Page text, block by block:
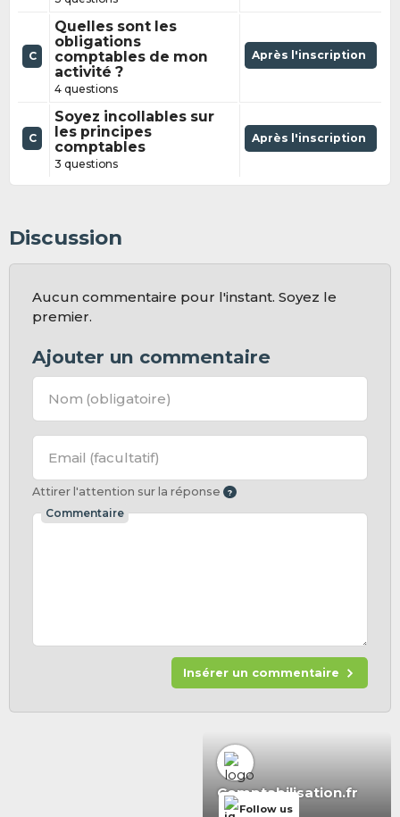
C
Quelles sont les
obligations
comptables de mon
activité ?
4 questions
Après l'inscription
C
Soyez incollables sur
les principes
comptables
3 questions
Après l'inscription
Discussion
Aucun commentaire pour l'instant. Soyez le
premier.
Ajouter un commentaire
Nom (obligatoire)
Email (facultatif)
Attirer l'attention sur la réponse
Commentaire
Insérer un commentaire
Comptabilisation.fr
Follow us